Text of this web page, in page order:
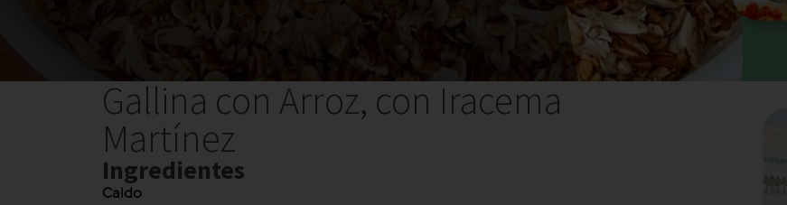
Gallina con Arroz, con Iracema
Martínez
Ingredientes
Caldo